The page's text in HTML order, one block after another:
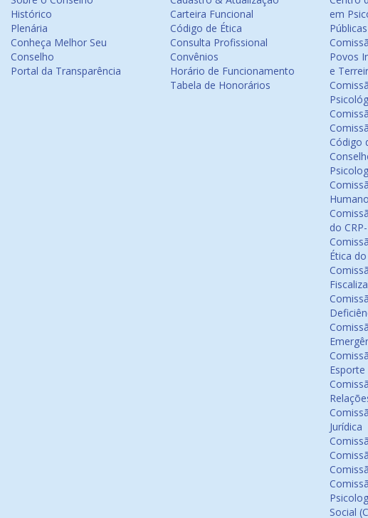
Histórico
Plenária
Conheça Melhor Seu
Conselho
Portal da Transparência
Carteira Funcional
Código de Ética
Consulta Profissional
Convênios
Horário de Funcionamento
Tabela de Honorários
em
Povos
e
Código
do
Ética do
Esporte
Jurídica
Social